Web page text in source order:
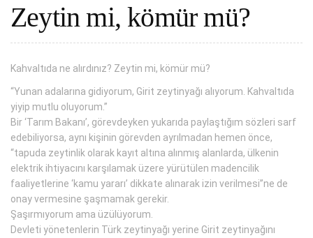
Zeytin mi, kömür mü?
Kahvaltıda ne alırdınız? Zeytin mi, kömür mü?
“Yunan adalarına gidiyorum, Girit zeytinyağı alıyorum. Kahvaltıda
yiyip mutlu oluyorum.”
Bir ‘Tarım Bakanı’, görevdeyken yukarıda paylaştığım sözleri sarf
edebiliyorsa, aynı kişinin görevden ayrılmadan hemen önce,
“tapuda zeytinlik olarak kayıt altına alınmış alanlarda, ülkenin
elektrik ihtiyacını karşılamak üzere yürütülen madencilik
faaliyetlerine ‘kamu yararı’ dikkate alınarak izin verilmesi”ne de
onay vermesine şaşmamak gerekir.
Şaşırmıyorum ama üzülüyorum.
Devleti yönetenlerin Türk zeytinyağı yerine Girit zeytinyağını